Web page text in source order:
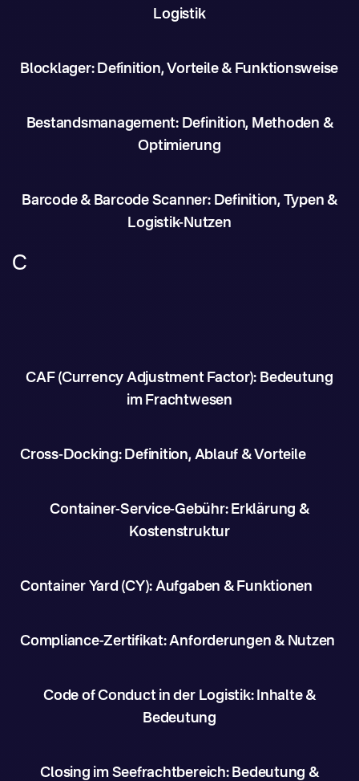
Logistik
Blocklager: Definition, Vorteile & Funktionsweise
Bestandsmanagement: Definition, Methoden &
Optimierung
Barcode & Barcode Scanner: Definition, Typen &
Logistik-Nutzen
C
CAF (Currency Adjustment Factor): Bedeutung
im Frachtwesen
Cross-Docking: Definition, Ablauf & Vorteile
Container-Service-Gebühr: Erklärung &
Kostenstruktur
Container Yard (CY): Aufgaben & Funktionen
Compliance-Zertifikat: Anforderungen & Nutzen
Code of Conduct in der Logistik: Inhalte &
Bedeutung
Closing im Seefrachtbereich: Bedeutung &